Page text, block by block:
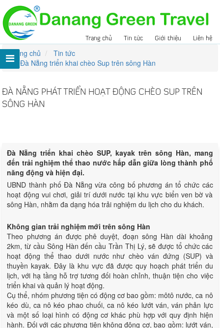
Trang chủ Tin tức Giới thiệu Liên hệ
Trang chủ
Tin tức
Đà Nẵng triển khai chèo Sup trên sông Hàn
ĐÀ NẴNG PHÁT TRIỂN HOẠT ĐỘNG CHÈO SUP TRÊN
SÔNG HÀN
Đà Nẵng triển khai chèo SUP, kayak trên sông Hàn, mang
đến trải nghiệm thể thao nước hấp dẫn giữa lòng thành phố
năng động và hiện đại.
UBND thành phố Đà Nẵng vừa công bố phương án tổ chức các
hoạt động vui chơi, giải trí dưới nước tại khu vực biển ven bờ và
sông Hàn, nhằm đa dạng hóa trải nghiệm du lịch cho du khách.
Không gian trải nghiệm mới trên sông Hàn
Theo phương án được phê duyệt, đoạn sông Hàn dài khoảng
2km, từ cầu Sông Hàn đến cầu Trần Thị Lý, sẽ được tổ chức các
hoạt động thể thao dưới nước như chèo ván đứng (SUP) và
thuyền kayak. Đây là khu vực đã được quy hoạch phát triển du
lịch, với hạ tầng hỗ trợ tương đối hoàn chỉnh, thuận tiện cho việc
triển khai và quản lý hoạt động.
Cụ thể, nhóm phương tiện có động cơ bao gồm: môtô nước, ca nô
kéo dù, ca nô kéo phao chuối, ca nô kéo lướt ván, ván phản lực
và một số loại hình có động cơ khác phù hợp với quy định hiện
hành. Đối với các phương tiện không động cơ, bao gồm: lướt ván,